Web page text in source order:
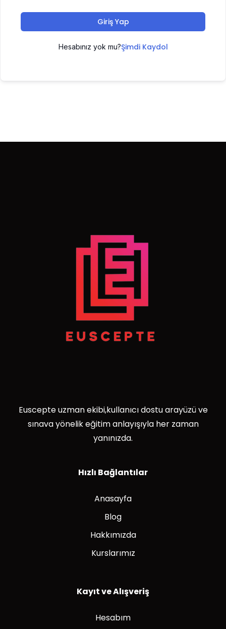
Giriş Yap
Hesabınız yok mu?Şimdi Kaydol
Euscepte uzman ekibi,kullanıcı dostu arayüzü ve
sınava yönelik eğitim anlayışıyla her zaman
yanınızda.
Hızlı Bağlantılar
Anasayfa
Blog
Hakkımızda
Kurslarımız
Kayıt ve Alışveriş
Hesabım